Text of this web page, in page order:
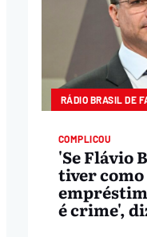
RÁDIO BRASIL DE
COMPLICOU
'Se Flávio
tiver
é crime',